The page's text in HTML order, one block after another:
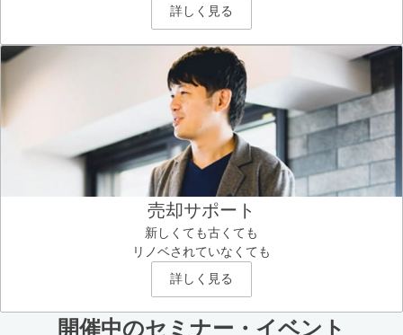
詳しく見る
売却サポート
新しくても古くても
リノベされていなくても
詳しく見る
開催中のセミナー・イベント